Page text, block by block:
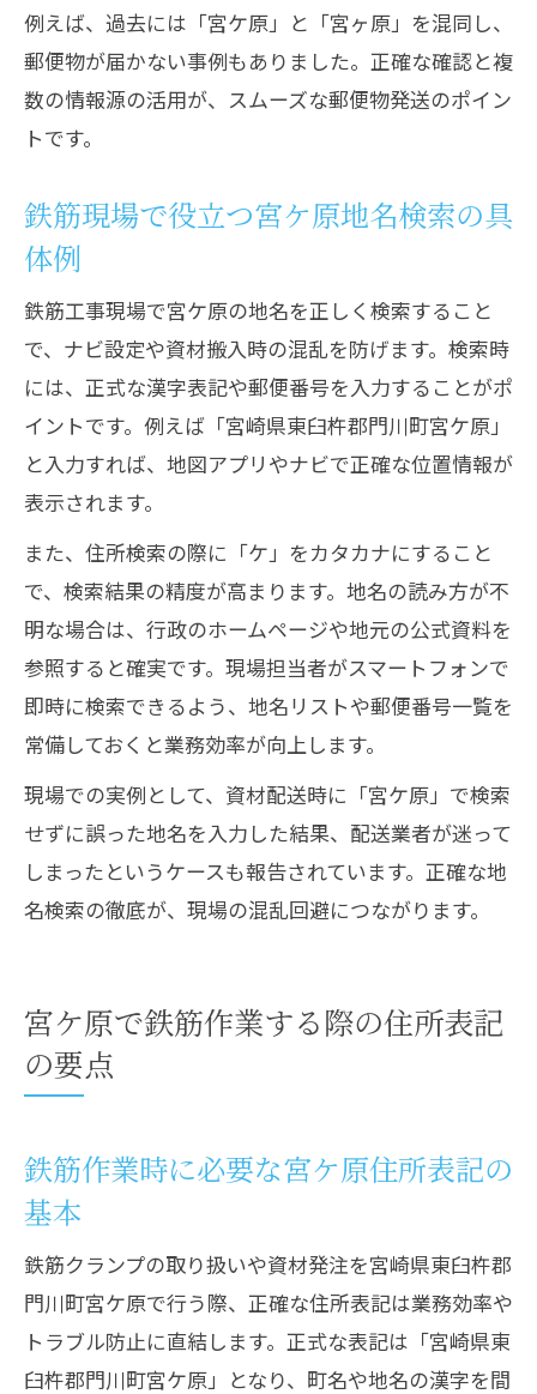
例えば、過去には「宮ケ原」と「宮ヶ原」を混同し、
郵便物が届かない事例もありました。正確な確認と複
数の情報源の活用が、スムーズな郵便物発送のポイン
トです。
鉄筋現場で役立つ宮ケ原地名検索の具
体例
鉄筋工事現場で宮ケ原の地名を正しく検索すること
で、ナビ設定や資材搬入時の混乱を防げます。検索時
には、正式な漢字表記や郵便番号を入力することがポ
イントです。例えば「宮崎県東臼杵郡門川町宮ケ原」
と入力すれば、地図アプリやナビで正確な位置情報が
表示されます。
また、住所検索の際に「ケ」をカタカナにすること
で、検索結果の精度が高まります。地名の読み方が不
明な場合は、行政のホームページや地元の公式資料を
参照すると確実です。現場担当者がスマートフォンで
即時に検索できるよう、地名リストや郵便番号一覧を
常備しておくと業務効率が向上します。
現場での実例として、資材配送時に「宮ケ原」で検索
せずに誤った地名を入力した結果、配送業者が迷って
しまったというケースも報告されています。正確な地
名検索の徹底が、現場の混乱回避につながります。
宮ケ原で鉄筋作業する際の住所表記
の要点
鉄筋作業時に必要な宮ケ原住所表記の
基本
鉄筋クランプの取り扱いや資材発注を宮崎県東臼杵郡
門川町宮ケ原で行う際、正確な住所表記は業務効率や
トラブル防止に直結します。正式な表記は「宮崎県東
臼杵郡門川町宮ケ原」となり、町名や地名の漢字を間